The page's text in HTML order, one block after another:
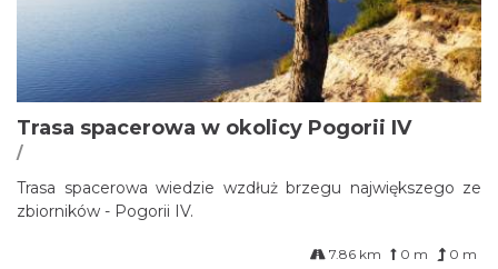
Trasa spacerowa w okolicy Pogorii IV
/
Trasa spacerowa wiedzie wzdłuż brzegu największego ze
zbiorników - Pogorii IV.
7.86 km 0 m
0 m